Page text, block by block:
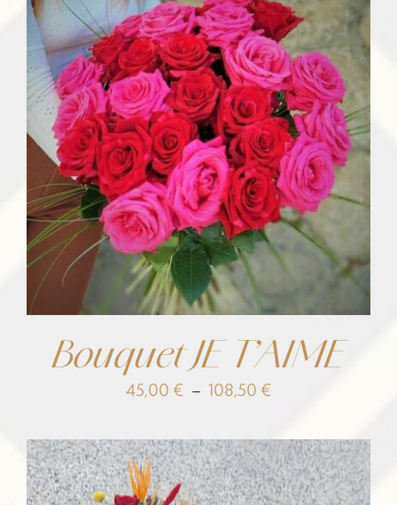
à
393,50 €
Bouquet JE T’AIME
45,00 € – 108,50 €Plage
prix :
45,00 €